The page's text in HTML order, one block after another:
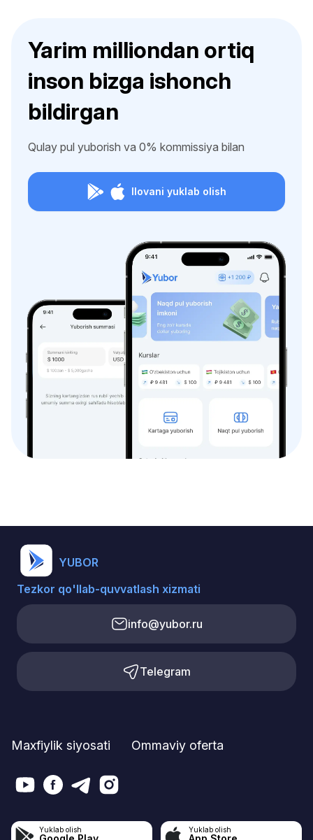
Yarim milliondan ortiq
inson bizga ishonch
bildirgan
Qulay pul yuborish va 0% kommissiya bilan
Ilovani yuklab olish
YUBOR
Tezkor qo'llab-quvvatlash xizmati
info@yubor.ru
Telegram
Maxfiylik siyosati Ommaviy oferta
Yuklab olish Yuklab olish